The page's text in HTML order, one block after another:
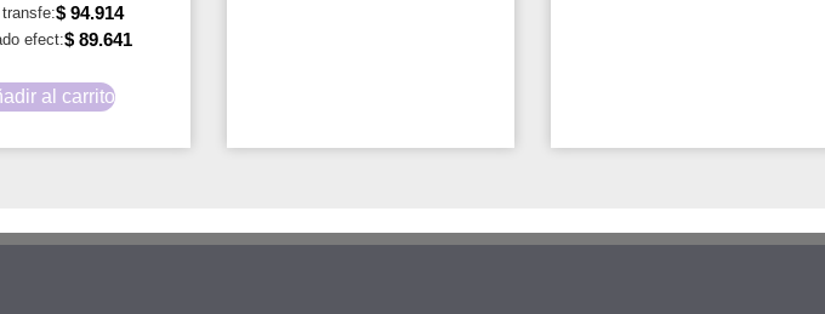
$ 94.914
efect:$ 89.641
al carrito